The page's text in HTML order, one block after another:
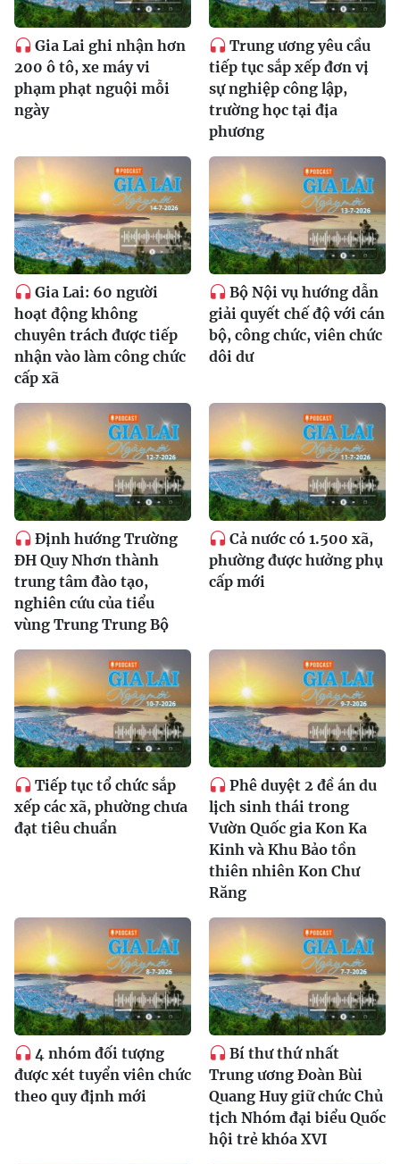
Gia Lai ghi nhận hơn
200 ô tô, xe máy vi
phạm phạt nguội mỗi
ngày
Trung ương yêu cầu
tiếp tục sắp xếp đơn vị
sự nghiệp công lập,
trường học tại địa
phương
Gia Lai: 60 người
hoạt động không
chuyên trách được tiếp
nhận vào làm công chức
cấp xã
Bộ Nội vụ hướng dẫn
giải quyết chế độ với cán
bộ, công chức, viên chức
dôi dư
Định hướng Trường
ĐH Quy Nhơn thành
trung tâm đào tạo,
nghiên cứu của tiểu
vùng Trung Trung Bộ
Cả nước có 1.500 xã,
phường được hưởng phụ
cấp mới
Tiếp tục tổ chức sắp
xếp các xã, phường chưa
đạt tiêu chuẩn
Phê duyệt 2 đề án du
lịch sinh thái trong
Vườn Quốc gia Kon Ka
Kinh và Khu Bảo tồn
thiên nhiên Kon Chư
Răng
4 nhóm đối tượng
được xét tuyển viên chức
theo quy định mới
Bí thư thứ nhất
Trung ương Đoàn Bùi
Quang Huy giữ chức Chủ
tịch Nhóm đại biểu Quốc
hội trẻ khóa XVI